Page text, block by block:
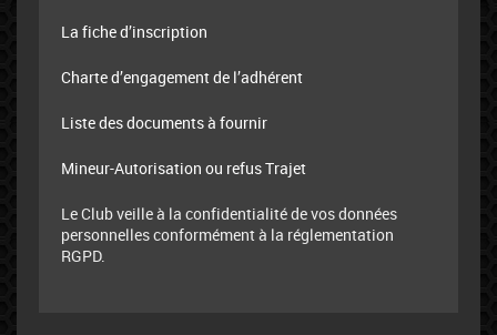
La fiche d’inscription
Charte d’engagement de l’adhérent
Liste des documents à fournir
Mineur-Autorisation ou refus Trajet
Le Club veille à la confidentialité de vos données
personnelles conformément à la réglementation
RGPD.